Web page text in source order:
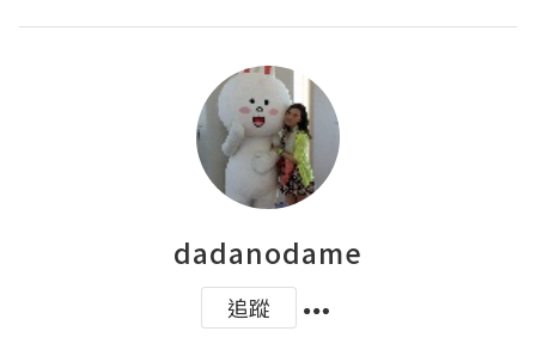
dadanodame
追蹤